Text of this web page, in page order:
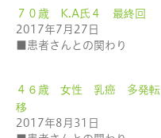
ウ
ィ
ン
ド
ウ
で
ま
す)
て
く
だ
さ
い
ィ
ウ
で
７０歳 K.A氏４ 最終回
2017年7月27日
■患者さんとの関わり
４６歳 女性 乳癌 多発転
移
2017年8月31日